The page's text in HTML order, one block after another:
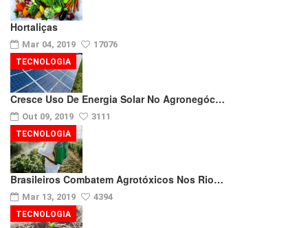
Hortaliças
Mar 04, 2019 17076
Cresce Uso De Energia Solar No Agronegóc…
Out 09, 2019 3111
TECNOLOGIA
Brasileiros Combatem Agrotóxicos Nos Rio…
Mar 13, 2019 4394
TECNOLOGIA
TECNOLOGIA